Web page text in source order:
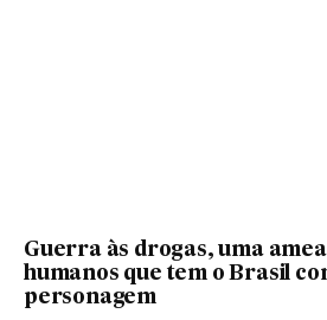
Guerra às drogas, uma
humanos que tem o Brasil
personagem